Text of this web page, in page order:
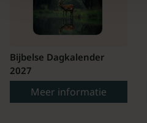
Bijbelse Dagkalender
2027
Meer informatie